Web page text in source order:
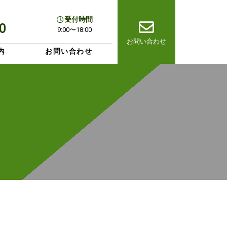
受付時間
9:00〜18:00
お問い合わせ
お問い合わせ